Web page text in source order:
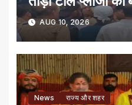
AUG 10, 2026
News राज्य और शहर